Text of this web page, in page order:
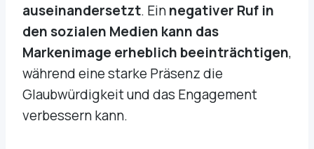
auseinandersetzt. Einnegativer Ruf in
den sozialen Medien kann das
Markenimage erheblich beeinträchtigen,
während eine starke Präsenz die
Glaubwürdigkeit und das Engagement
verbessern kann.